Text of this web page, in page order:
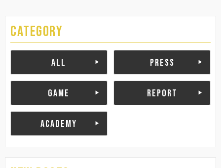
CATEGORY
ALL PRESS
GAME REPORT
ACADEMY